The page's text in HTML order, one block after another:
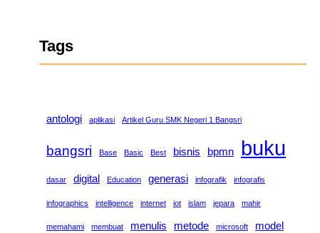
Tags
antologi aplikasi Artikel Guru SMK Negeri 1 Bangsri
bangsri Base Basic Best bisnis bpmn buku
dasar digital Education generasi infografik infografis
infographics intelligence internet iot islam jepara mahir
memahami membuat menulis metode microsoft model